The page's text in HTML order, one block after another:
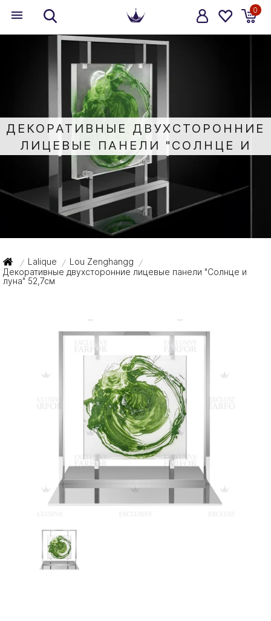
0
ДЕКОРАТИВНЫЕ ДВУХСТОРОННИЕ
ЛИЦЕВЫЕ ПАНЕЛИ "СОЛНЦЕ И
ЛУНА" 52,7СМ
/ Lalique / Lou Zenghangg /
Декоративные двухсторонние лицевые панели "Солнце и
луна" 52,7см